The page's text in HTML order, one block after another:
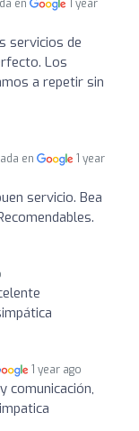
en
1 year
servicios de
Los
a repetir sin
en
1 year
servicio. Bea
1 year ago
comunicación,